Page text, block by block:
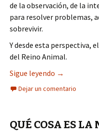
de la observación, de la
para resolver problemas,
sobrevivir.
Y desde esta perspectiva,
del Reino Animal.
Sigue leyendo LA
→
Dejar un comentario
QUÉ COSA ES